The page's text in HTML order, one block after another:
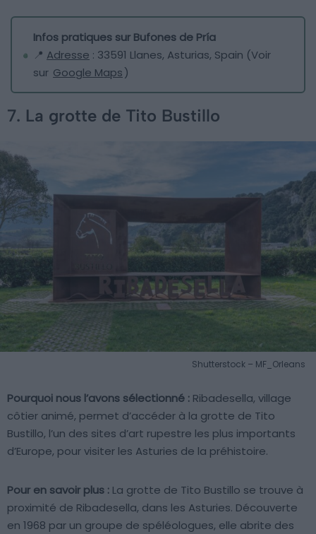
Infos pratiques sur Bufones de Pría
📍 Adresse : 33591 Llanes, Asturias, Spain (Voir
sur Google Maps)
7. La grotte de Tito Bustillo
Shutterstock – MF_Orleans
Pourquoi nous l’avons sélectionné : Ribadesella, village
côtier animé, permet d’accéder à la grotte de Tito
Bustillo, l’un des sites d’art rupestre les plus importants
d’Europe, pour visiter les Asturies de la préhistoire.
Pour en savoir plus : La grotte de Tito Bustillo se trouve à
proximité de Ribadesella, dans les Asturies. Découverte
en 1968 par un groupe de spéléologues, elle abrite des